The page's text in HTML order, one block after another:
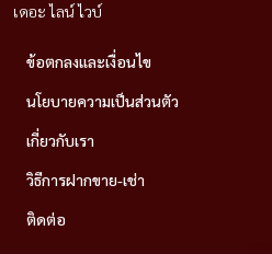
เดอะ ไลน์ ไวบ์
ข้อตกลงและเงื่อนไข
นโยบายความเป็นส่วนตัว
เกี่ยวกับเรา
วิธีการฝากขาย-เช่า
ติดต่อ